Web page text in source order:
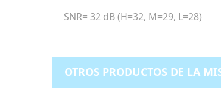
SNR= 32 dB (H=32, M=29, L=28)
OTROS PRODUCTOS DE LA